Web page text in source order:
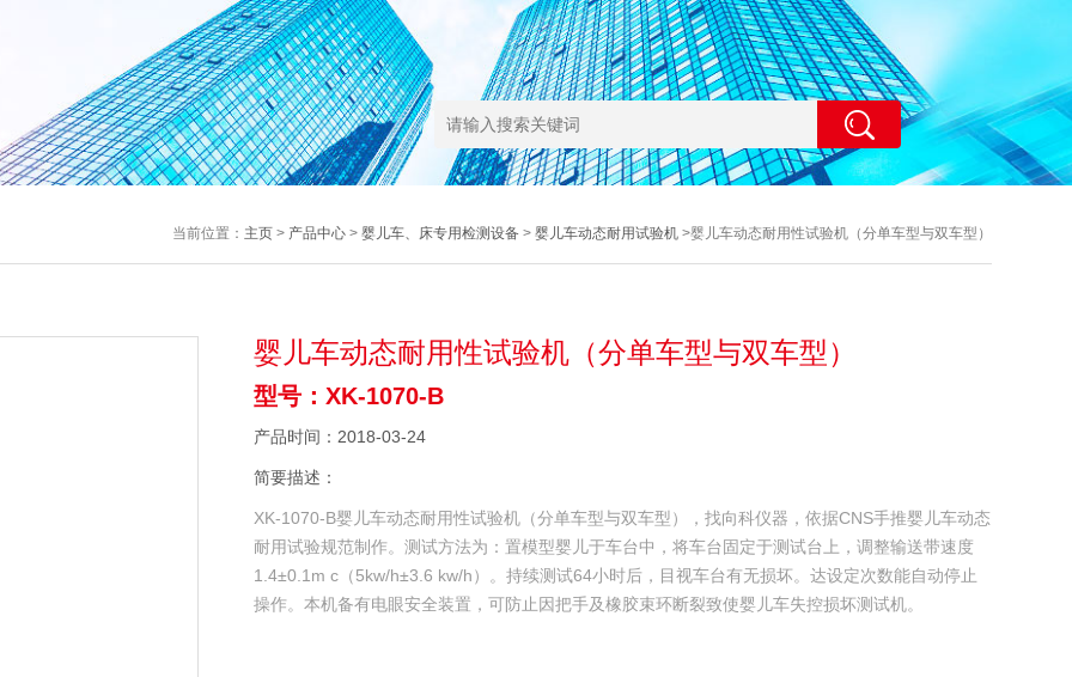
当前位置： 主页> 产品中心> 婴儿车、床专用检测设备> 婴儿车动态耐用试验机>婴儿车动态耐用性试验机（分单车型与双车型）
婴儿车动态耐用性试验机（分单车型与双车型）
型号：XK-1070-B
产品时间：2018-03-24
简要描述：
XK-1070-B婴儿车动态耐用性试验机（分单车型与双车型），找向科仪器，依据CNS手推婴儿车动态
耐用试验规范制作。测试方法为：置模型婴儿于车台中，将车台固定于测试台上，调整输送带速度
1.4±0.1m c（5kw/h±3.6 kw/h）。持续测试64小时后，目视车台有无损坏。达设定次数能自动停止
操作。本机备有电眼安全装置，可防止因把手及橡胶束环断裂致使婴儿车失控损坏测试机。